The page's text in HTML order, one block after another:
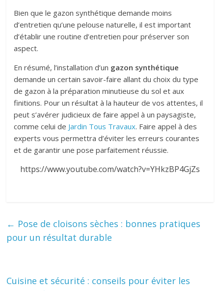
Bien que le gazon synthétique demande moins
d’entretien qu’une pelouse naturelle, il est important
d’établir une routine d’entretien pour préserver son
aspect.
En résumé, l’installation d’un gazon synthétique
demande un certain savoir-faire allant du choix du type
de gazon à la préparation minutieuse du sol et aux
finitions. Pour un résultat à la hauteur de vos attentes, il
peut s’avérer judicieux de faire appel à un paysagiste,
comme celui de Jardin Tous Travaux. Faire appel à des
experts vous permettra d’éviter les erreurs courantes
et de garantir une pose parfaitement réussie.
https://www.youtube.com/watch?v=YHkzBP4GjZs
← Pose de cloisons sèches : bonnes pratiques
pour un résultat durable
Cuisine et sécurité : conseils pour éviter les